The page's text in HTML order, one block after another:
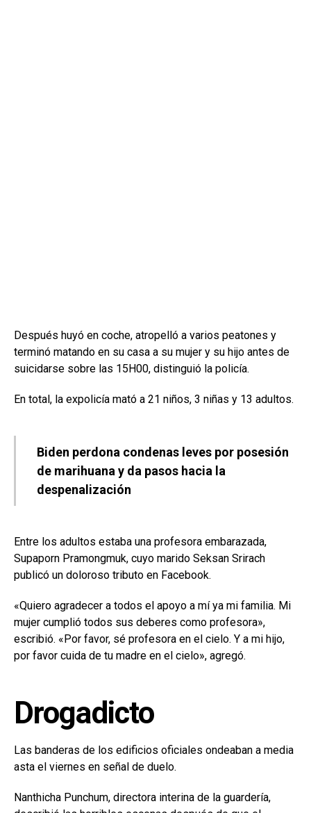
Después huyó en coche, atropelló a varios peatones y
terminó matando en su casa a su mujer y su hijo antes de
suicidarse sobre las 15H00, distinguió la policía.
En total, la expolicía mató a 21 niños, 3 niñas y 13 adultos.
Biden perdona condenas leves por posesión
de marihuana y da pasos hacia la
despenalización
Entre los adultos estaba una profesora embarazada,
Supaporn Pramongmuk, cuyo marido Seksan Srirach
publicó un doloroso tributo en Facebook.
«Quiero agradecer a todos el apoyo a mí ya mi familia. Mi
mujer cumplió todos sus deberes como profesora»,
escribió. «Por favor, sé profesora en el cielo. Y a mi hijo,
por favor cuida de tu madre en el cielo», agregó.
Drogadicto
Las banderas de los edificios oficiales ondeaban a media
asta el viernes en señal de duelo.
Nanthicha Punchum, directora interina de la guardería,